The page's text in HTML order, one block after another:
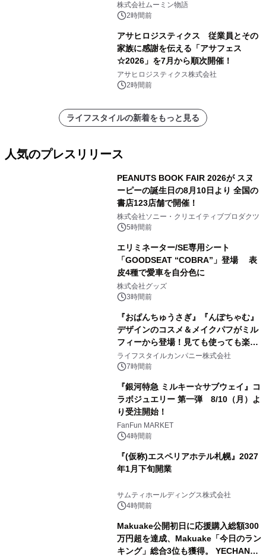
株式会社ムーミン物語
2時間前
アサヒロジスティクス 従業員とその
家族に感謝を伝える「アサフェス
☆2026」を7月から順次開催！
アサヒロジスティクス株式会社
2時間前
ライフスタイルの新着をもっと見る
人気のプレスリリース
PEANUTS BOOK FAIR 2026が スヌ
ーピーの誕生日の8月10日より 全国の
書店123店舗で開催！
株式会社ソニー・クリエイティブプロダクツ
5時間前
エリミネーター/SE専用シート
「GOODSEAT “COBRA”」登場 表
皮4種で愛車を自分色に
株式会社グッズ
3時間前
『おぱんちゅうさぎ』『んぽちゃむ』
デザインのコスメ＆メイクパフがミル
フィーから登場！見ても使っても楽し
い、ポップでキュートなコレクショ
ン。
ライフスタイルカンパニー株式会社
7時間前
『銀河特急 ミルキー☆サブウェイ』コ
ラボジュエリー 第一弾 8/10（月）よ
り受注開始！
FanFun MARKET
4時間前
『(仮称)エスペリアホテル札幌』2027
年1月下旬開業
サムティホールディングス株式会社
4時間前
Makuake公開初日に応援購入総額300
万円超を達成、Makuake「今日のラン
キング」総合3位も獲得。 YECHAN音